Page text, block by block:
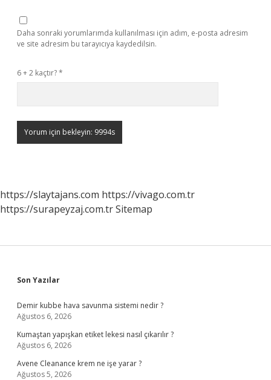
Daha sonraki yorumlarımda kullanılması için adım, e-posta adresim
ve site adresim bu tarayıcıya kaydedilsin.
6 + 2 kaçtır?*
https://slaytajans.com https://vivago.com.tr
https://surapeyzaj.com.trSitemap
Sidebar
Son Yazılar
Demir kubbe hava savunma sistemi nedir ?
Ağustos 6, 2026
Kumaştan yapışkan etiket lekesi nasıl çıkarılır ?
Ağustos 6, 2026
Avene Cleanance krem ne işe yarar ?
Ağustos 5, 2026